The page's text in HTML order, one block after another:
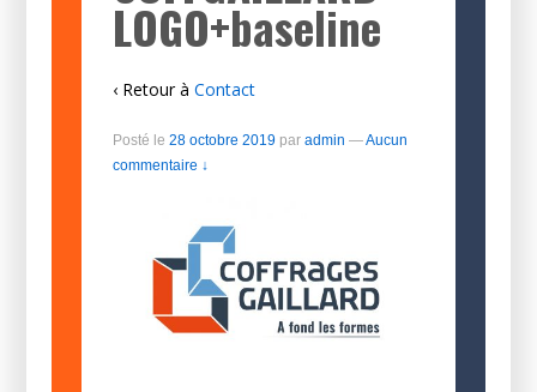
LOGO+baseline
‹ Retour à Contact
Posté le 28 octobre 2019par admin —Aucun
commentaire ↓